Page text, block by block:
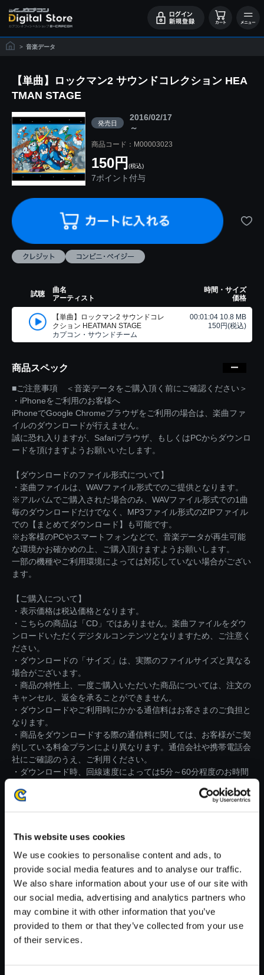
This website uses cookies
We use cookies to personalise content and ads, to
provide social media features and to analyse our traffic.
We also share information about your use of our site with
our social media, advertising and analytics partners who
may combine it with other information that you’ve
provided to them or that they’ve collected from your use
of their services.
> 音楽データ
【単曲】ロックマン2 サウンドコレクション HEA
TMAN STAGE
発売日
2016/02/17
～
商品コード：M00003023
150円 (税込)
7ポイント付与
試聴
曲名
アーティスト
時間・サイズ
価格
【単曲】ロックマン2 サウンドコレ
クション HEATMAN STAGE
カプコン・サウンドチーム
00:01:04 10.8 MB
150円(税込)
商品スペック
■ご注意事項 ＜音楽データをご購入頂く前にご確認ください＞
・iPhoneをご利用のお客様へ
iPhoneでGoogle Chromeブラウザをご利用の場合は、楽曲ファ
イルのダウンロードが行えません。
誠に恐れ入りますが、Safariブラウザ、もしくはPCからダウンロ
ードを頂けますようお願いいたします。
【ダウンロードのファイル形式について】
・楽曲ファイルは、WAVファイル形式でのご提供となります。
※アルバムでご購入された場合のみ、WAVファイル形式での1曲
毎のダウンロードだけでなく、MP3ファイル形式のZIPファイル
での【まとめてダウンロード】も可能です。
※お客様のPCやスマートフォンなどで、音楽データが再生可能
な環境かお確かめの上、ご購入頂けますようお願いします。
一部の機種やご利用環境によっては対応していない場合がござい
ます。
【ご購入について】
・表示価格は税込価格となります。
・こちらの商品は「CD」ではありません。楽曲ファイルをダウ
ンロードいただくデジタルコンテンツとなりますため、ご注意く
ださい。
・ダウンロードの「サイズ」は、実際のファイルサイズと異なる
場合がございます。
・商品の特性上、一度ご購入いただいた商品については、注文の
キャンセル、返金を承ることができません。
・ダウンロードやご利用時にかかる通信料はお客さまのご負担と
なります。
・商品をダウンロードする際の通信料に関しては、お客様がご契
約している料金プランにより異なります。通信会社や携帯電話会
社にご確認のうえ、ご利用ください。
・ダウンロード時、回線速度によっては5分～60分程度のお時間
※ご購入いただいたファイルのダウンロードの際には、通信環境
【単曲】ロックマン2 サウンド
コレクション HEATMAN STAG
E